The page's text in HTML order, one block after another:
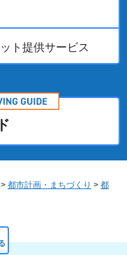
ト提供サービス
> 都市計画・まちづくり > 都